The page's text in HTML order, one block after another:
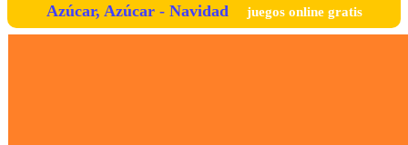
Azúcar, Azúcar - Navidad juegos online gratis